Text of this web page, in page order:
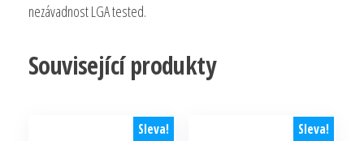
nezávadnost LGA tested.
Související produkty
Sleva! Sleva!